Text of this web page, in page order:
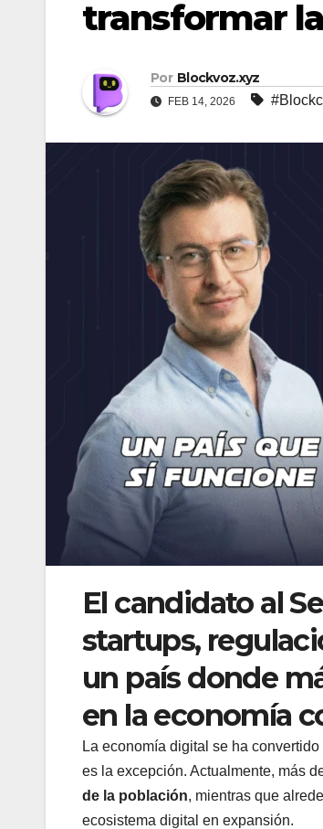
transformar
Por Blockvoz.xyz
FEB 14, 2026
El candidato al
startups,
un país donde
en la economía
La economía digital se ha
es la excepción. Actualmente, más
de la población, mientras que
ecosistema digital en expansión.